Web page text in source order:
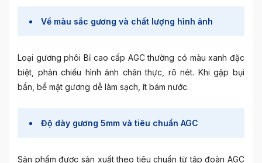
Về màu sắc gương và chất lượng hình ảnh
Loại gương phôi Bỉ cao cấp AGC thường có màu xanh đặc
biệt, phản chiếu hình ảnh chân thực, rõ nét. Khi gặp bụi
bẩn, bề mặt gương dễ làm sạch, ít bám nước.
Độ dày gương 5mm và tiêu chuẩn AGC
Sản phẩm được sản xuất theo tiêu chuẩn từ tập đoàn AGC